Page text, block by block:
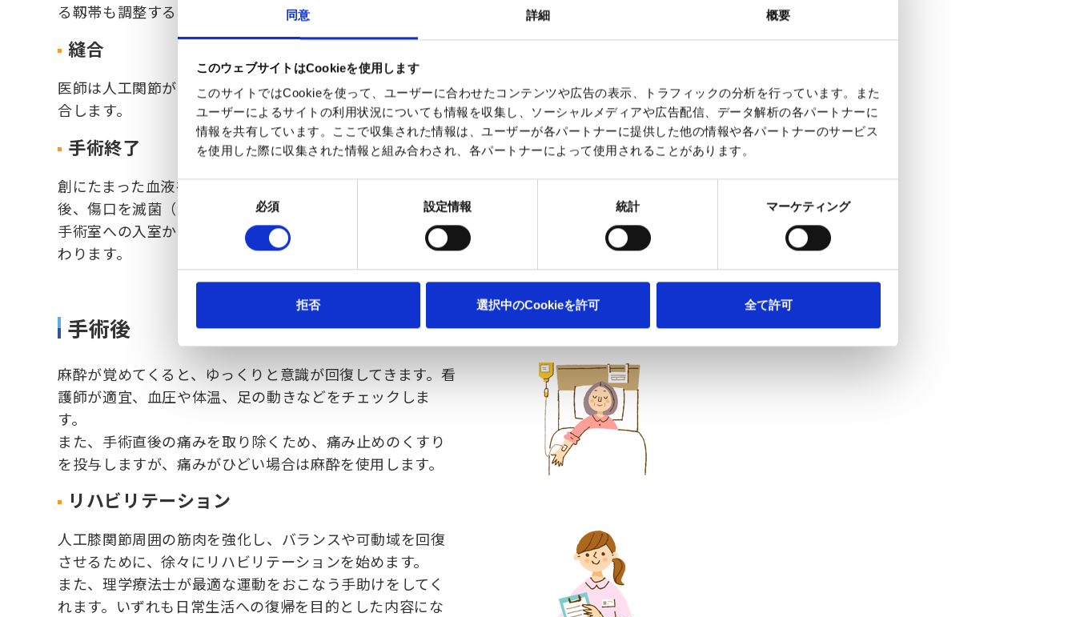
同意 詳細 概要
このウェブサイトはCookieを使用します
このサイトではCookieを使って、ユーザーに合わせたコンテンツや広告の表示、トラフィックの分析を行っています。また
ユーザーによるサイトの利用状況についても情報を収集し、ソーシャルメディアや広告配信、データ解析の各パートナーに
情報を共有しています。ここで収集された情報は、ユーザーが各パートナーに提供した他の情報や各パートナーのサービス
を使用した際に収集された情報と組み合わされ、各パートナーによって使用されることがあります。
同
必須 設定情報 統計 マーケティング
拒否 選択中のCookieを許可 全て許可
る靱帯も調整する場合があります。
縫合
医師は人工関節がしっかりと固定され、十分に機能することを確かめてから、切開した部分を縫
合します。
手術終了
創にたまった血液を外へ流し出すために、専用の排液管（ドレーン）を傷口に挿入します。その
後、傷口を滅菌（めっきん）ガーゼでおおい、包帯を巻いて帰室します。
手術室への入室から病棟への帰室までの目安は概ね2時間から3時間程度で、個々の状況によって変
わります。
手術後
麻酔が覚めてくると、ゆっくりと意識が回復してきます。看
護師が適宜、血圧や体温、足の動きなどをチェックしま
す。
また、手術直後の痛みを取り除くため、痛み止めのくすり
を投与しますが、痛みがひどい場合は麻酔を使用します。
リハビリテーション
人工膝関節周囲の筋肉を強化し、バランスや可動域を回復
させるために、徐々にリハビリテーションを始めます。
また、理学療法士が最適な運動をおこなう手助けをしてく
れます。いずれも日常生活への復帰を目的とした内容にな